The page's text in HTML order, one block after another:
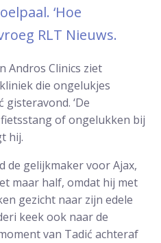
‘Hoe
RLT Nieuws.
Andros Clinics ziet
die ongelukjes
‘De
of ongelukken bij
hij.
de gelijkmaker voor Ajax,
maar half, omdat hij met
gezicht naar zijn edele
keek ook naar de
van Tadić achteraf